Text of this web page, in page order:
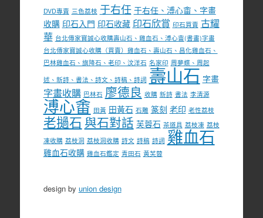
DVD專賣 三色荔枝 于右任 于右任、溥心畬、字畫
收購 印石入門 印石收藏 印石欣賞 印石買賣 古耀
華 台北傳家寶誠心收購壽山石、雞血石、溥心畬(書畫)字畫
台北傳家寶誠心收購（買賣）雞血石、壽山石、昌化雞血石、
巴林雞血石、旗降石、老印、汶洋石 名家印 周夢蝶、周起
述、新詩、書法、詩文、詩稿、詩詞 壽山石 字畫
字畫收購 巴林石 廖德良 收購 新詩 書法 李清源
溥心畬 田黃 田黃石 石雕 篆刻 老印 老性荔枝
老撾石 與石對話 芙蓉石 茶道具 荔枝凍 荔枝
凍收購 荔枝洞 荔枝洞收購 詩文 詩稿 詩詞 雞血石
雞血石收購 雞血石鑑定 青田石 黃芙蓉
design by union design